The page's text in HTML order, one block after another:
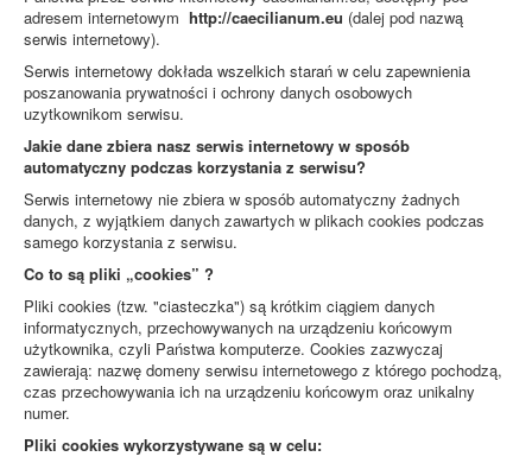
adresem internetowym http://caecilianum.eu (dalej pod nazwą
serwis internetowy).
Serwis internetowy dokłada wszelkich starań w celu zapewnienia
poszanowania prywatności i ochrony danych osobowych
uzytkownikom serwisu.
Jakie dane zbiera nasz serwis internetowy w sposób
automatyczny podczas korzystania z serwisu?
Serwis internetowy nie zbiera w sposób automatyczny żadnych
danych, z wyjątkiem danych zawartych w plikach cookies podczas
samego korzystania z serwisu.
Co to są pliki „cookies” ?
Pliki cookies (tzw. "ciasteczka") są krótkim ciągiem danych
informatycznych, przechowywanych na urządzeniu końcowym
użytkownika, czyli Państwa komputerze. Cookies zazwyczaj
zawierają: nazwę domeny serwisu internetowego z którego pochodzą,
czas przechowywania ich na urządzeniu końcowym oraz unikalny
numer.
Pliki cookies wykorzystywane są w celu: